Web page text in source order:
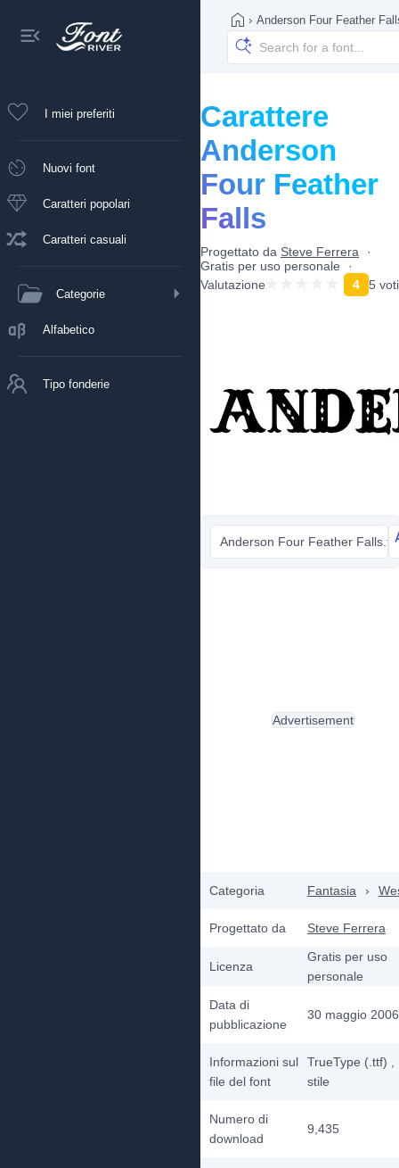
I miei preferiti
Nuovi font
Caratteri popolari
Caratteri casuali
Categorie
Alfabetico
Tipo fonderie
› Anderson Four Feather
Carattere
Anderson
Four Feather
Falls
Progettato da Steve Ferrera
Gratis per uso personale
Valutazione
4 5 voti
Anderson Four Feather Falls.ttf
Categoria Fantasia ›
Progettato da Steve Ferrera
Licenza
Gratis per uso
personale
Data di
pubblicazione
30 maggio 2006
Informazioni sul
file del font
TrueType (.ttf)
stile
Numero di
download
9,435
Advertisement